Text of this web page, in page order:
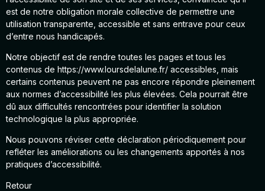
est de notre obligation morale collective de permettre une
utilisation transparente, accessible et sans entrave pour ceux
d’entre nous handicapés.
Notre objectif est de rendre toutes les pages et tous les
contenus de https://www.loursdelalune.fr/ accessibles, mais
certains contenus peuvent ne pas encore répondre pleinement
aux normes d’accessibilité les plus élevées. Cela pourrait être
dû aux difficultés rencontrées pour identifier la solution
technologique la plus appropriée.
Nous pouvons réviser cette déclaration périodiquement pour
refléter les améliorations ou les changements apportés à nos
pratiques d’accessibilité.
Retour